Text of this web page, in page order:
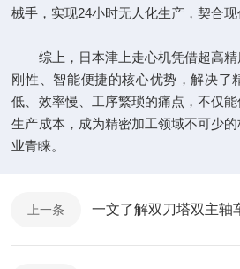
械手，实现24小时无人化生产，契合现
综上，日本津上走心机凭借超高精
刚性、智能便捷的核心优势，解决了
低、效率慢、工序繁琐的痛点，不仅
生产成本，成为精密加工领域不可少
业青睐。
上一条